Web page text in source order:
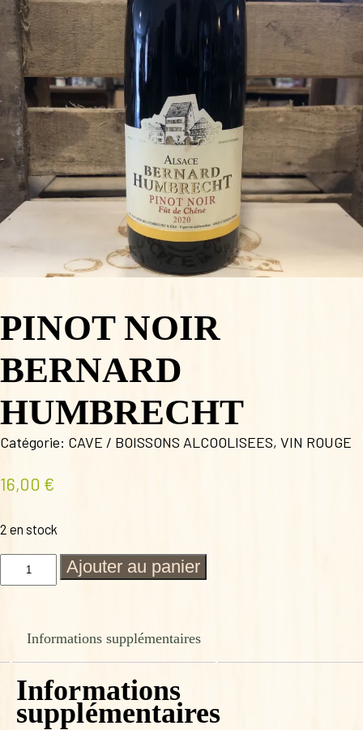
PINOT NOIR
BERNARD
HUMBRECHT
Catégorie: CAVE / BOISSONS ALCOOLISEES, VIN ROUGE
16,00 €
2 en stock
quantité
BERNARD
HUMBRECHT
Ajouter au panier
Informations supplémentaires
Informations
supplémentaires